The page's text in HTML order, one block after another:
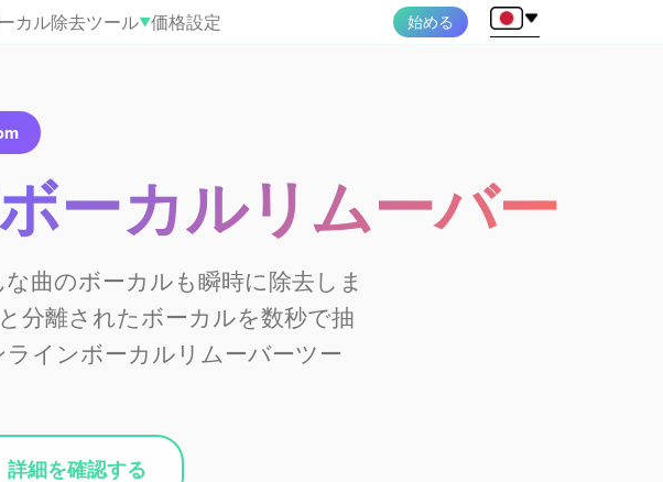
カル除去ツール▼価格設定 始める
ーカルリムーバー
曲のボーカルも瞬時に除去しま
分離されたボーカルを数秒で抽
インボーカルリムーバーツー
詳細を確認する